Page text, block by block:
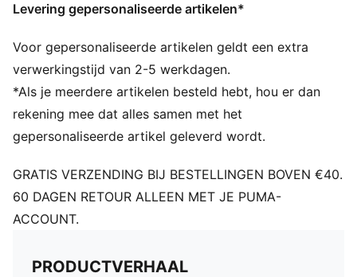
Bovenwerk van textiel
Bovenwerk van mesh
Hoogteverschil van hiel tot neus: 4 mm
Aanbevolen voor mensen met neutrale pronatie
Gewicht: 115 g (maat 42)
PUMA-merkdetails
Bovenwerk: textiel; voering: Textiel; inlegzool Textiel;
Levering gepersonaliseerde artikelen*
Voor gepersonaliseerde artikelen geldt een extra
verwerkingstijd van 2-5 werkdagen.
*Als je meerdere artikelen besteld hebt, hou er dan
rekening mee dat alles samen met het
gepersonaliseerde artikel geleverd wordt.
GRATIS VERZENDING BIJ BESTELLINGEN BOVEN €40.
60 DAGEN RETOUR ALLEEN MET JE PUMA-
ACCOUNT.
PRODUCTVERHAAL